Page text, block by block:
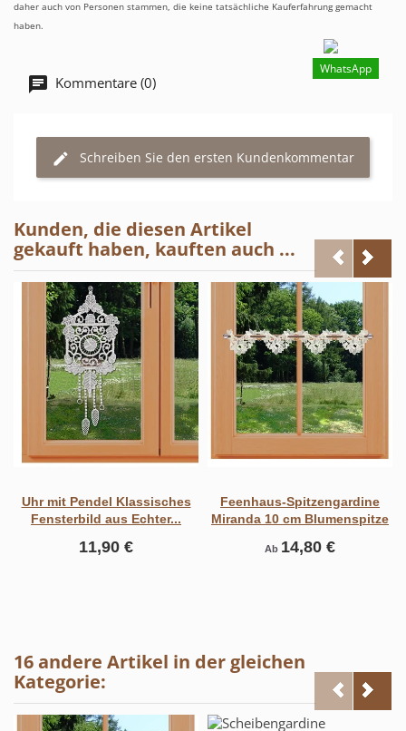
daher auch von Personen stammen, die keine tatsächliche Kauferfahrung gemacht
haben.
Kommentare (0)
Schreiben Sie den ersten Kundenkommentar
Kunden, die diesen Artikel
gekauft haben, kauften auch ...
Uhr mit Pendel Klassisches
Fensterbild aus Echter...
11,90 €
Feenhaus-Spitzengardine
Miranda 10 cm Blumenspitze
Ab 14,80 €
16 andere Artikel in der gleichen
Kategorie:
WhatsApp